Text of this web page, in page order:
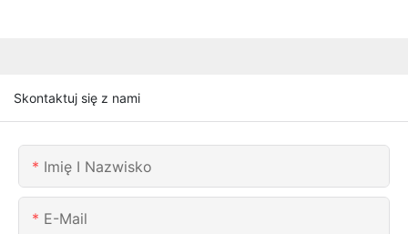
Skontaktuj się z nami
Imię I Nazwisko
E-Mail